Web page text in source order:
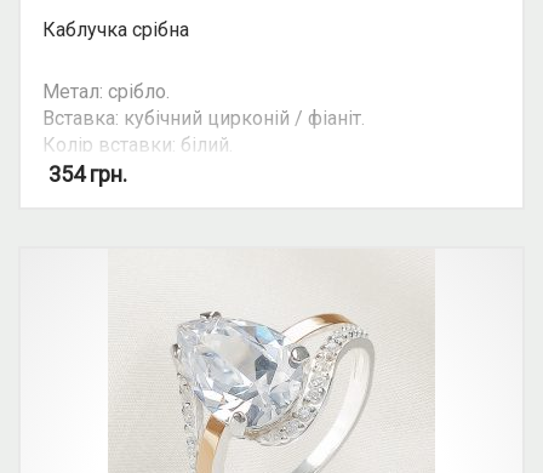
Каблучка срібна
Метал: срібло.
Вставка: кубічний цирконій / фіаніт.
Колір вставки: білий.
Вид: крапля.
354грн.